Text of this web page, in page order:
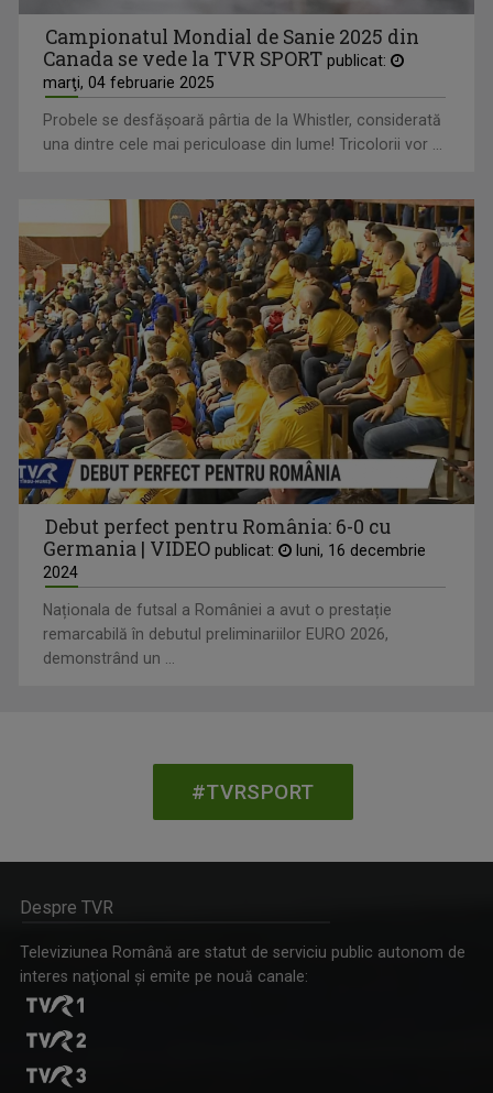
Campionatul Mondial de Sanie 2025 din
Canada se vede la TVR SPORTpublicat:
marţi, 04 februarie 2025
Probele se desfăşoară pârtia de la Whistler, considerată
una dintre cele mai periculoase din lume! Tricolorii vor ...
Debut perfect pentru România: 6-0 cu
Germania | VIDEO publicat:
luni, 16 decembrie
2024
Naționala de futsal a României a avut o prestație
remarcabilă în debutul preliminariilor EURO 2026,
demonstrând un ...
#TVRSPORT
Despre TVR
Televiziunea Română are statut de serviciu public autonom de
interes naţional şi emite pe nouă canale: